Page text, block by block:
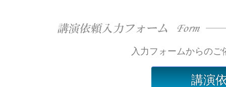
入力フォームからのご
講演